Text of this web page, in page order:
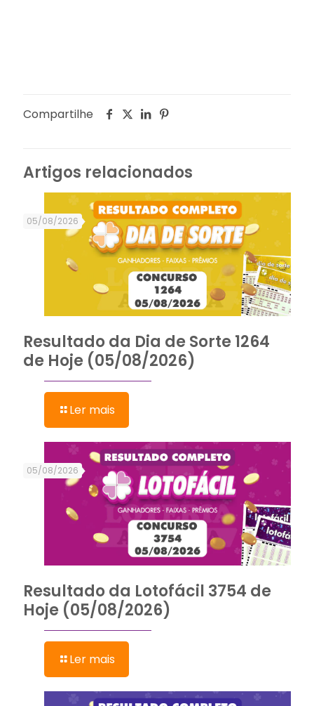
Compartilhe
Artigos relacionados
05/08/2026
Resultado da Dia de Sorte 1264
de Hoje (05/08/2026)
Ler mais
05/08/2026
Resultado da Lotofácil 3754 de
Hoje (05/08/2026)
Ler mais